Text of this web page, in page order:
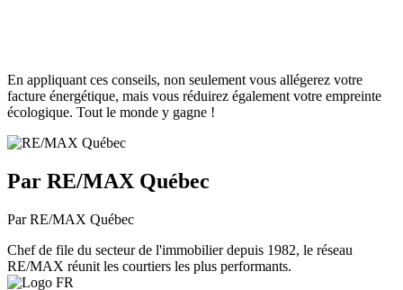
En appliquant ces conseils, non seulement vous allégerez votre
facture énergétique, mais vous réduirez également votre empreinte
écologique. Tout le monde y gagne !
Par RE/MAX Québec
Par RE/MAX Québec
Chef de file du secteur de l'immobilier depuis 1982, le réseau
RE/MAX réunit les courtiers les plus performants.